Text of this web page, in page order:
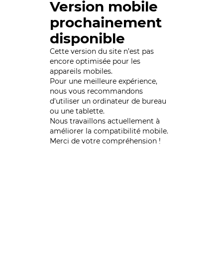
Version mobile
prochainement
disponible
Cette version du site n’est pas
encore optimisée pour les
appareils mobiles.
Pour une meilleure expérience,
nous vous recommandons
d'utiliser un ordinateur de bureau
ou une tablette.
Nous travaillons actuellement à
améliorer la compatibilité mobile.
Merci de votre compréhension !